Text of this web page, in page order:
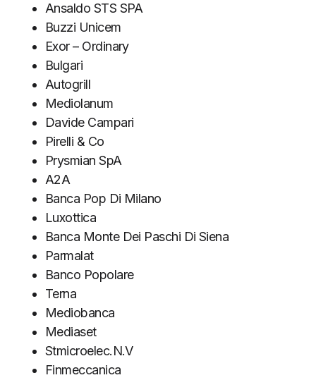
Ansaldo STS SPA
Buzzi Unicem
Exor – Ordinary
Bulgari
Autogrill
Mediolanum
Davide Campari
Pirelli & Co
Prysmian SpA
A2A
Banca Pop Di Milano
Luxottica
Banca Monte Dei Paschi Di Siena
Parmalat
Banco Popolare
Terna
Mediobanca
Mediaset
Stmicroelec.N.V
Finmeccanica